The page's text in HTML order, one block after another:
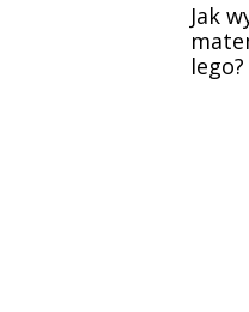
Jak
lego?